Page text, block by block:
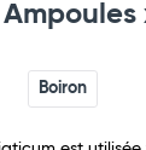
Boiron